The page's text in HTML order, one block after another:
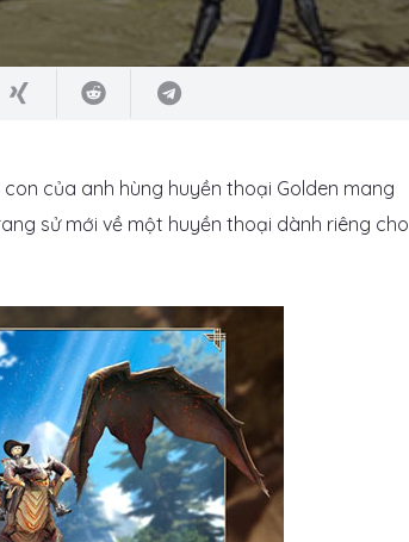
của anh hùng huyền thoại Golden mang
sử mới về một huyền thoại dành riêng cho